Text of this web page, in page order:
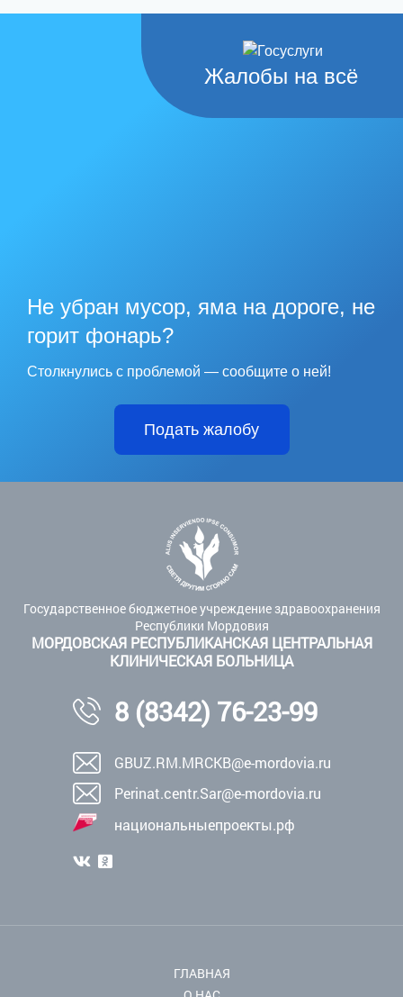
Жалобы на всё
Не убран мусор, яма на дороге, не
горит фонарь?
Столкнулись с проблемой — сообщите о ней!
Подать жалобу
Государственное бюджетное учреждение здравоохранения
Республики Мордовия
МОРДОВСКАЯ РЕСПУБЛИКАНСКАЯ ЦЕНТРАЛЬНАЯ
КЛИНИЧЕСКАЯ БОЛЬНИЦА
8 (8342) 76-23-99
GBUZ.RM.MRCKB@e-mordovia.ru
Perinat.centr.Sar@e-mordovia.ru
национальныепроекты.рф
ГЛАВНАЯ